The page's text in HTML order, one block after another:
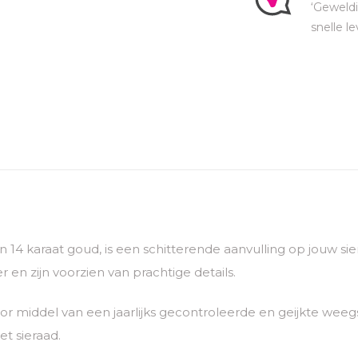
snelle
14 karaat goud, is een schitterende aanvulling op jouw
en zijn voorzien van prachtige details.
middel van een jaarlijks gecontroleerde en geijkte
sieraad.